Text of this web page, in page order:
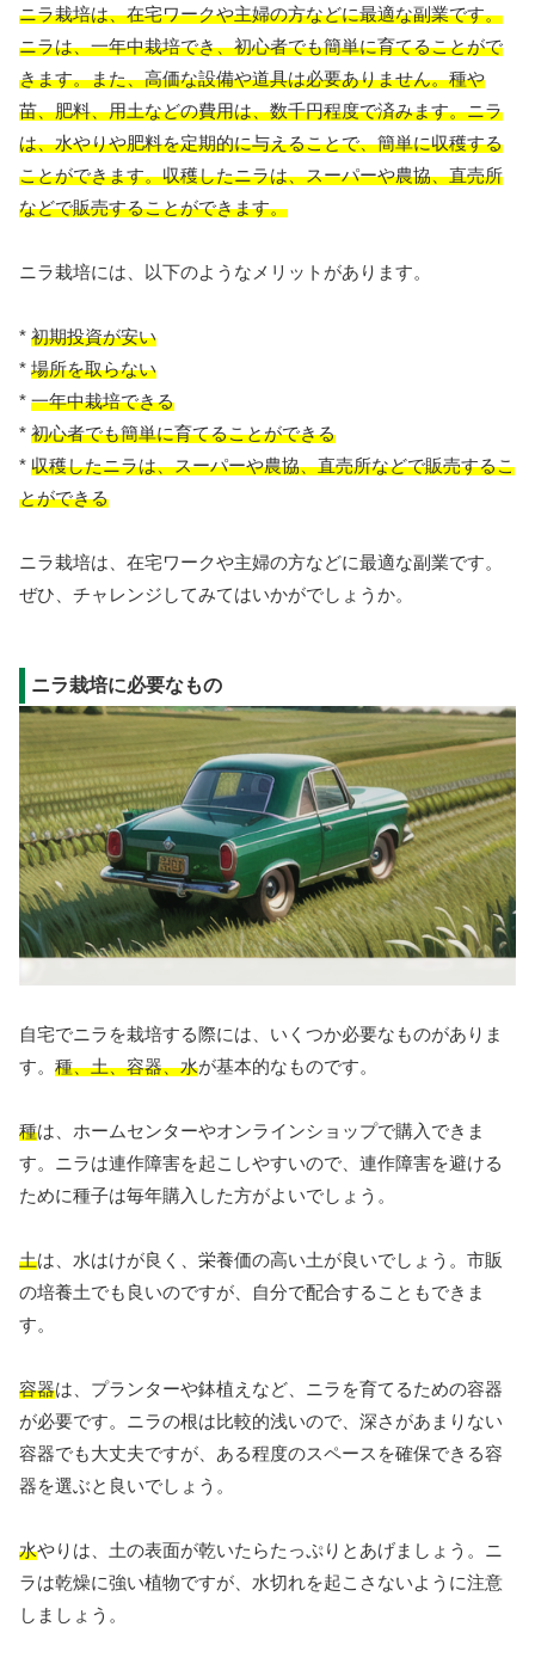
ニラ栽培は、在宅ワークや主婦の方などに最適な副業です。
ニラは、一年中栽培でき、初心者でも簡単に育てることがで
きます。また、高価な設備や道具は必要ありません。種や
苗、肥料、用土などの費用は、数千円程度で済みます。ニラ
は、水やりや肥料を定期的に与えることで、簡単に収穫する
ことができます。収穫したニラは、スーパーや農協、直売所
などで販売することができます。
ニラ栽培には、以下のようなメリットがあります。
* 初期投資が安い
* 場所を取らない
* 一年中栽培できる
* 初心者でも簡単に育てることができる
* 収穫したニラは、スーパーや農協、直売所などで販売するこ
とができる
ニラ栽培は、在宅ワークや主婦の方などに最適な副業です。
ぜひ、チャレンジしてみてはいかがでしょうか。
ニラ栽培に必要なもの
自宅でニラを栽培する際には、いくつか必要なものがありま
す。 種、土、容器、水が基本的なものです。
種は、ホームセンターやオンラインショップで購入できま
す。ニラは連作障害を起こしやすいので、連作障害を避ける
ために種子は毎年購入した方がよいでしょう。
土は、水はけが良く、栄養価の高い土が良いでしょう。市販
の培養土でも良いのですが、自分で配合することもできま
す。
容器は、プランターや鉢植えなど、ニラを育てるための容器
が必要です。ニラの根は比較的浅いので、深さがあまりない
容器でも大丈夫ですが、ある程度のスペースを確保できる容
器を選ぶと良いでしょう。
水やりは、土の表面が乾いたらたっぷりとあげましょう。ニ
ラは乾燥に強い植物ですが、水切れを起こさないように注意
しましょう。